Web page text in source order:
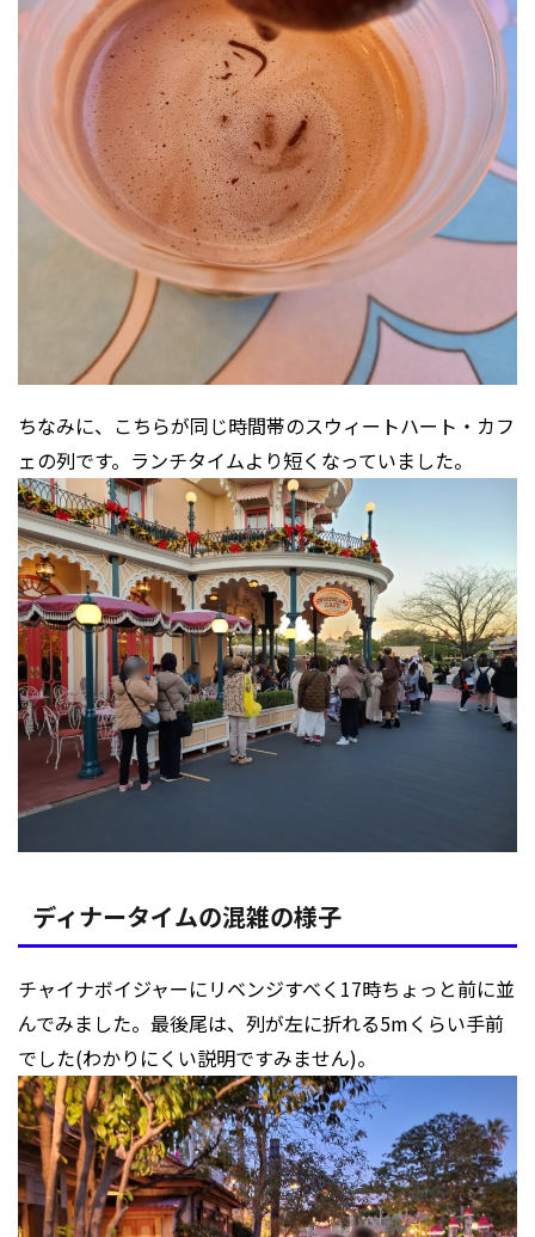
ちなみに、こちらが同じ時間帯のスウィートハート・カフ
ェの列です。ランチタイムより短くなっていました。
ディナータイムの混雑の様子
チャイナボイジャーにリベンジすべく17時ちょっと前に並
んでみました。最後尾は、列が左に折れる5mくらい手前
でした(わかりにくい説明ですみません)。